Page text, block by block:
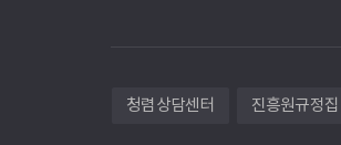
청렴상담센터 진흥원규정집